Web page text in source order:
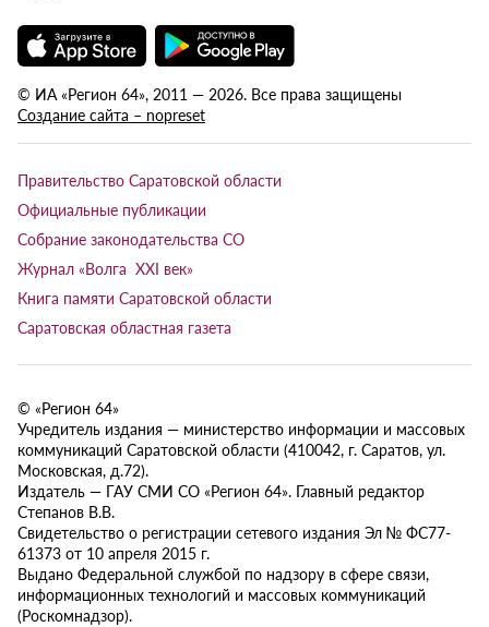
© ИА «Регион 64», 2011 — 2026. Все права защищены
Создание сайта – nopreset
Правительство Саратовской области
Официальные публикации
Собрание законодательства СО
Журнал «Волга XXI век»
Книга памяти Саратовской области
Саратовская областная газета
© «Регион 64»
Учредитель издания — министерство информации и массовых
коммуникаций Саратовской области (410042, г. Саратов, ул.
Московская, д.72).
Издатель — ГАУ СМИ СО «Регион 64». Главный редактор
Степанов В.В.
Свидетельство о регистрации сетевого издания Эл № ФС77-
61373 от 10 апреля 2015 г.
Выдано Федеральной службой по надзору в сфере связи,
информационных технологий и массовых коммуникаций
(Роскомнадзор).